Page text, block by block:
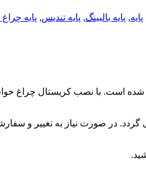
پایه, پایه بالبینگ, پایه تندیس, پایه
شده است. با نصب کریستال چراغ
در صورت نیاز به تغییر و